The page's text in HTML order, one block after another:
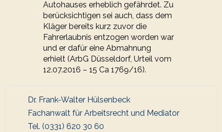
Autohauses erheblich gefährdet. Zu
berücksichtigen sei auch, dass dem
Kläger bereits kurz zuvor die
Fahrerlaubnis entzogen worden war
und er dafür eine Abmahnung
erhielt (ArbG Düsseldorf, Urteil vom
12.07.2016 – 15 Ca 1769/16).
Dr. Frank-Walter Hülsenbeck
Fachanwalt für Arbeitsrecht und Mediator
Tel. (0331) 620 30 60